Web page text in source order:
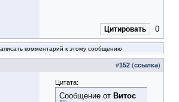
Цитировать 0
комментарий к этому сообщению
#152 (ссылка)
Цитата:
Сообщение от Витос